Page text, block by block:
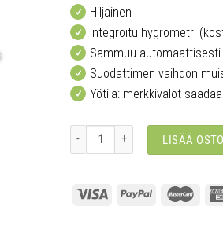
Hiljainen
Integroitu hygrometri
Sammuu
Suodattimen vaihdon
Yötila: merkkivalot
Noah, valkoinen määrä
LISÄÄ